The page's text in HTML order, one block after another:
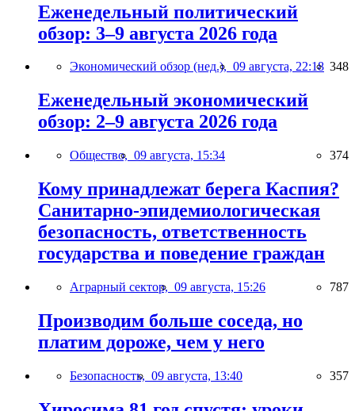
Еженедельный политический
обзор: 3–9 августа 2026 года
Экономический обзор (нед.), 09 августа, 22:18 348
Еженедельный экономический
обзор: 2–9 августа 2026 года
Общество, 09 августа, 15:34 374
Кому принадлежат берега Каспия?
Санитарно-эпидемиологическая
безопасность, ответственность
государства и поведение граждан
Аграрный сектор, 09 августа, 15:26 787
Производим больше соседа, но
платим дороже, чем у него
Безопасность, 09 августа, 13:40 357